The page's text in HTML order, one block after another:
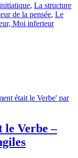
, La structure
de la pensée, Le
Moi inferieur
le Verbe –